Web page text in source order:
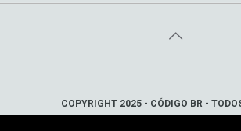
COPYRIGHT 2025 - CÓDIGO BR -